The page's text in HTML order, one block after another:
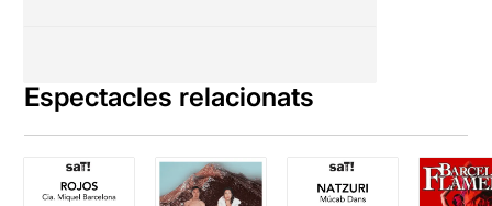
Espectacles relacionats